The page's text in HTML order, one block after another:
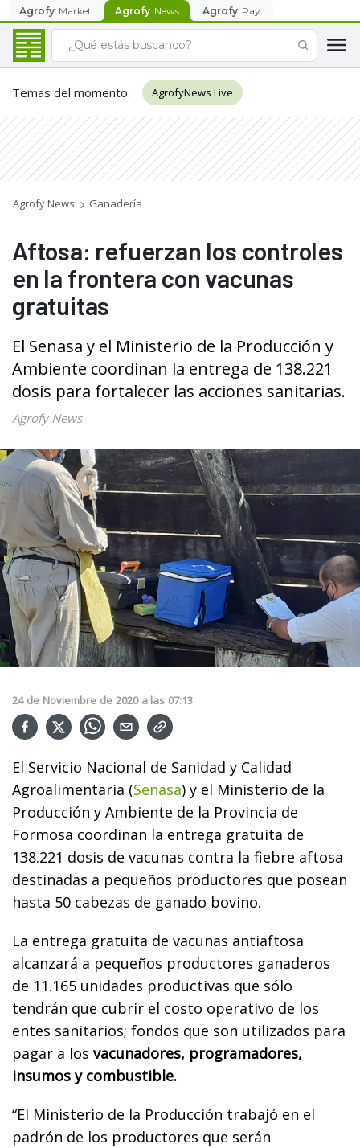
Agrofy Market Agrofy News Agrofy Pay
Temas del momento: AgrofyNews Live
Agrofy News Ganadería
Aftosa: refuerzan los controles
en la frontera con vacunas
gratuitas
El Senasa y el Ministerio de la Producción y
Ambiente coordinan la entrega de 138.221
dosis para fortalecer las acciones sanitarias.
Agrofy News
24 de Noviembre de 2020 a las 07:13
El Servicio Nacional de Sanidad y Calidad
Agroalimentaria (Senasa) y el Ministerio de la
Producción y Ambiente de la Provincia de
Formosa coordinan la entrega gratuita de
138.221 dosis de vacunas contra la fiebre aftosa
destinadas a pequeños productores que posean
hasta 50 cabezas de ganado bovino.
La entrega gratuita de vacunas antiaftosa
alcanzará a pequeños productores ganaderos
de 11.165 unidades productivas que sólo
tendrán que cubrir el costo operativo de los
entes sanitarios; fondos que son utilizados para
pagar a los vacunadores, programadores,
insumos y combustible.
“El Ministerio de la Producción trabajó en el
padrón de los productores que serán